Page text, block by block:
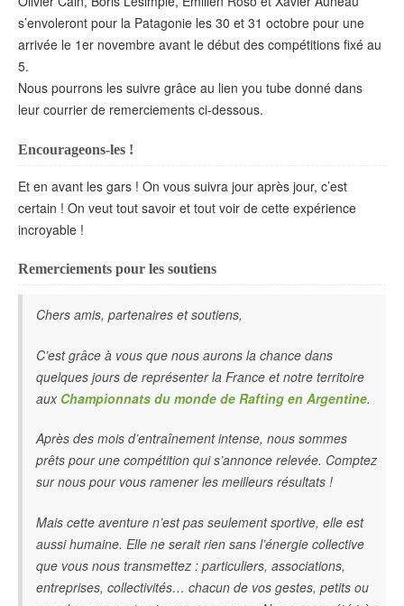
s’envoleront pour la Patagonie les 30 et 31 octobre pour une
arrivée le 1er novembre avant le début des compétitions fixé au
5.
Nous pourrons les suivre grâce au lien you tube donné dans
leur courrier de remerciements ci-dessous.
Encourageons-les !
Et en avant les gars ! On vous suivra jour après jour, c’est
certain ! On veut tout savoir et tout voir de cette expérience
incroyable !
Remerciements pour les soutiens
Chers amis, partenaires et soutiens,
C’est grâce à vous que nous aurons la chance dans
quelques jours de représenter la France et notre territoire
aux Championnats du monde de Rafting en Argentine.
Après des mois d’entraînement intense, nous sommes
prêts pour une compétition qui s’annonce relevée. Comptez
sur nous pour vous ramener les meilleurs résultats !
Mais cette aventure n’est pas seulement sportive, elle est
aussi humaine. Elle ne serait rien sans l’énergie collective
que vous nous transmettez : particuliers, associations,
entreprises, collectivités… chacun de vos gestes, petits ou